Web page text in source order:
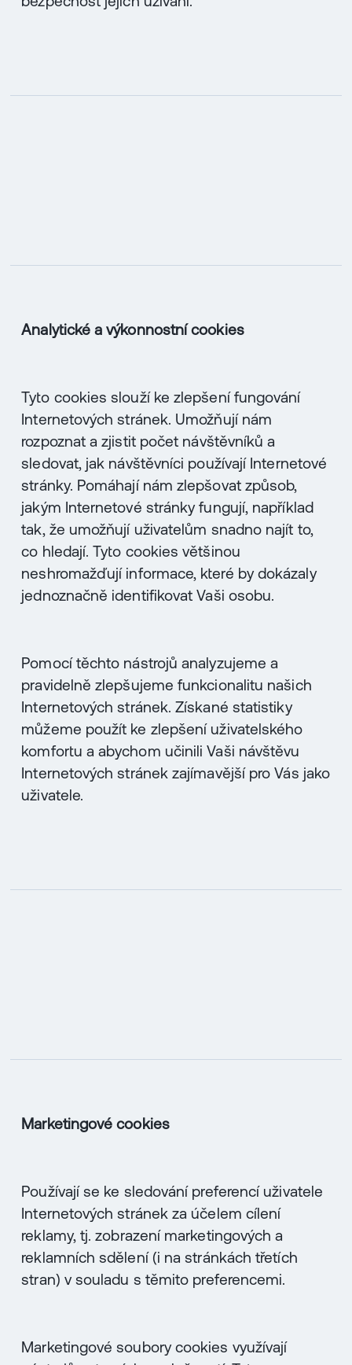
Analytické a výkonnostní cookies
Tyto cookies slouží ke zlepšení fungování
Internetových stránek. Umožňují nám
rozpoznat a zjistit počet návštěvníků a
sledovat, jak návštěvníci používají Internetové
stránky. Pomáhají nám zlepšovat způsob,
jakým Internetové stránky fungují, například
tak, že umožňují uživatelům snadno najít to,
co hledají. Tyto cookies většinou
neshromažďují informace, které by dokázaly
jednoznačně identifikovat Vaši osobu.
Pomocí těchto nástrojů analyzujeme a
pravidelně zlepšujeme funkcionalitu našich
Internetových stránek. Získané statistiky
můžeme použít ke zlepšení uživatelského
komfortu a abychom učinili Vaši návštěvu
Internetových stránek zajímavější pro Vás jako
uživatele.
Marketingové cookies
Používají se ke sledování preferencí uživatele
Internetových stránek za účelem cílení
reklamy, tj. zobrazení marketingových a
reklamních sdělení (i na stránkách třetích
stran) v souladu s těmito preferencemi.
Marketingové soubory cookies využívají